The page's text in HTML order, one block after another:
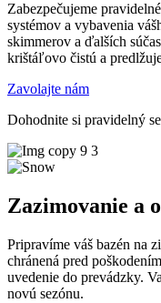
Zabezpečujeme
systémov a vybavenia
skimmerov a ďalších
krištáľovo čistú a
Zavolajte nám
Dohodnite si pravidelný
Zazimovanie a
Pripravíme váš bazén na
chránená pred
uvedenie do prevádzky.
novú sezónu.